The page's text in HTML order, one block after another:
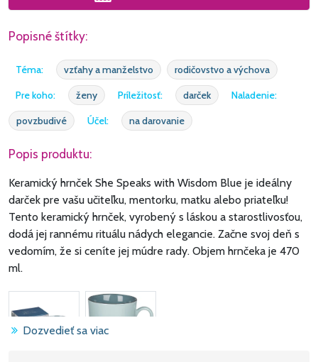
Popisné štítky:
Téma: vzťahy a manželstvo
rodičovstvo a výchova
Pre koho:
ženy Príležitosť: darček
Naladenie:
povzbudivé
Účel: na darovanie
Popis produktu:
Keramický hrnček She Speaks with Wisdom Blue je ideálny
darček pre vašu učiteľku, mentorku, matku alebo priateľku!
Tento keramický hrnček, vyrobený s láskou a starostlivosťou,
dodá jej rannému rituálu nádych elegancie. Začne svoj deň s
vedomím, že si ceníte jej múdre rady. Objem hrnčeka je 470
ml.
Dozvedieť sa viac